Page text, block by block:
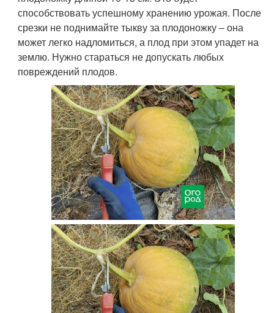
способствовать успешному хранению урожая. После
срезки не поднимайте тыкву за плодоножку – она
может легко надломиться, а плод при этом упадет на
землю. Нужно стараться не допускать любых
повреждений плодов.